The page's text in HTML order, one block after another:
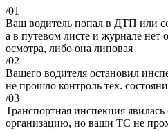
/01
Ваш водитель попал в ДТП или
а в путевом листе и журнале нет
осмотра, либо она липовая
/02
Вашего водителя остановил
не прошло контроль тех.
/03
Транспортная инспекция
организацию, но ваши ТС не